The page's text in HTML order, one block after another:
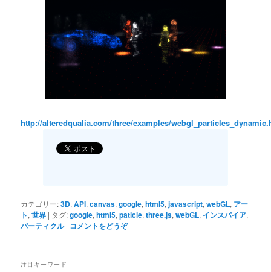
http://alteredqualia.com/three/examples/
カテゴリー:3D,API,canvas,google,html5,javascript,webGL, アー
ト,世界 | タグ:google,html5,paticle,three.js,webGL, インスパイア,
パーティクル | コメントをどうぞ
注目キーワード